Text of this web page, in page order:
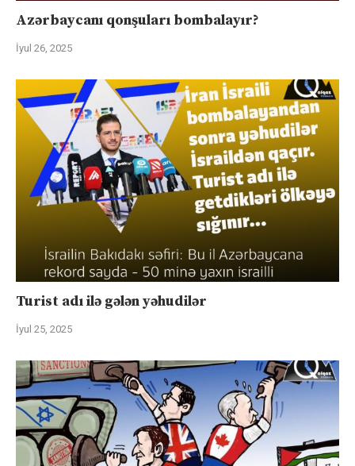
Azərbaycanı qonşuları bombalayır?
İyul 26, 2025
Turist adı ilə gələn yəhudilər
İyul 25, 2025